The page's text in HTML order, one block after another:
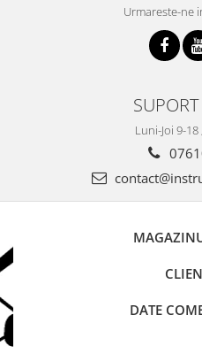
Urmareste-ne
Luni-Joi 9-
DATE